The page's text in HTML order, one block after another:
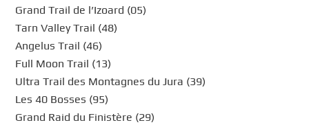
Grand Trail de l’Izoard (05)
Tarn Valley Trail (48)
Angelus Trail (46)
Full Moon Trail (13)
Ultra Trail des Montagnes du Jura (39)
Les 40 Bosses (95)
Grand Raid du Finistère (29)